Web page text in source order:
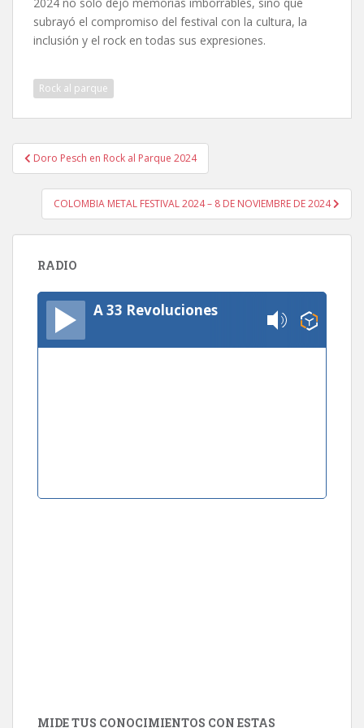
subrayó el compromiso del festival con la cultura, la
inclusión y el rock en todas sus expresiones.
Rock al parque
Navegación
de
entradas
Doro Pesch en Rock al Parque 2024
COLOMBIA METAL FESTIVAL 2024 – 8 DE NOVIEMBRE DE 2024
RADIO
A 33 Revoluciones
MIDE TUS CONOCIMIENTOS CON ESTAS